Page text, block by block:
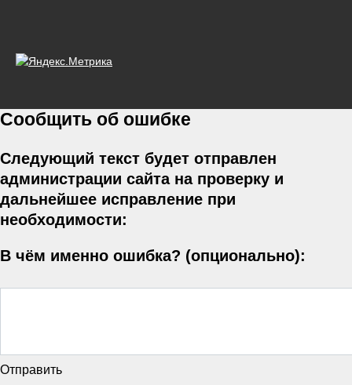
Сообщить об ошибке
Следующий текст будет отправлен
администрации сайта на проверку и
дальнейшее исправление при
необходимости:
В чём именно ошибка? (опционально):
Отправить